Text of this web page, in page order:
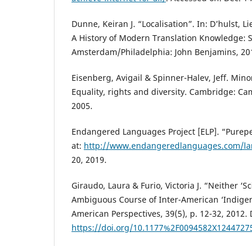
Dunne, Keiran J. “Localisation”. In: D’hulst,
A History of Modern Translation Knowledge:
Amsterdam/Philadelphia: John Benjamins,
Eisenberg, Avigail & Spinner-Halev, Jeff.
Equality, rights and diversity. Cambridge:
2005.
Endangered Languages Project [ELP].
at: http://www.endangeredlanguages.com/
20, 2019.
Giraudo, Laura & Furio, Victoria J. “Neither
Ambiguous Course of Inter-American
American Perspectives, 39(5), p. 12-32, 2012.
https://doi.org/